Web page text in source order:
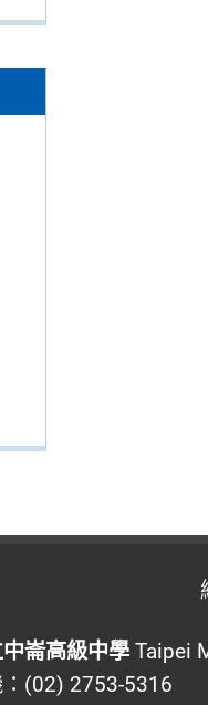
崙高級中學Taipei
2753-5316